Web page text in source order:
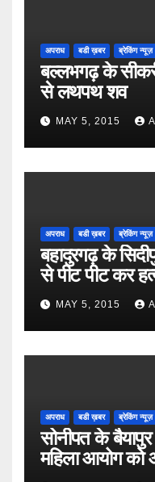
अपराध बडी ख़बर ब्रेकिंग न्यूज़
बल्लभगढ़ के
से लथपथ शव
MAY 5, 2015
अपराध बडी ख़बर ब्रेकिंग न्यूज़
बहादुरगढ़ के
से पीट पीट कर
MAY 5, 2015
अपराध बडी ख़बर ब्रेकिंग न्यूज़
सोनीपत के बैयापुर
महिला आयोग